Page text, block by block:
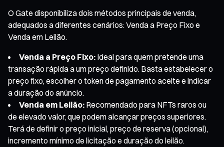
O Gate disponibiliza dois métodos principais de venda,
adequados a diferentes cenários: Venda a Preço Fixo e
Venda em Leilão.
Venda a Preço Fixo: Ideal para quem pretende uma
transação rápida a um preço definido. Basta estabelecer o
preço fixo, escolher o token de pagamento aceite e indicar
a duração do anúncio.
Venda em Leilão: Recomendado para NFTs raros ou
de elevado valor, que podem alcançar preços superiores.
Terá de definir o preço inicial, preço de reserva (opcional),
incremento mínimo de licitação e duração do leilão.